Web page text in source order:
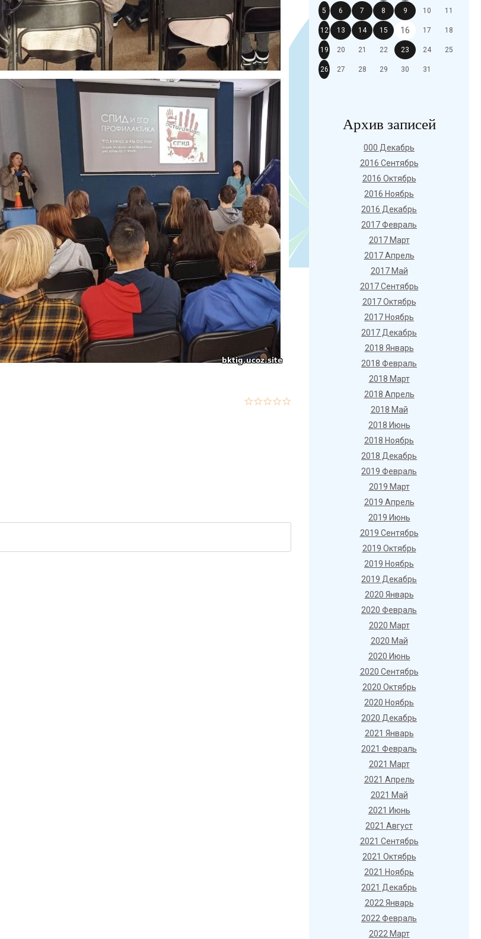
5 6 7 8 9 10 11
12 13 14 15 16 17 18
19 20 21 22 23 24 25
26 27 28 29 30 31
Архив записей
000 Декабрь
2016 Сентябрь
2016 Октябрь
2016 Ноябрь
2016 Декабрь
2017 Февраль
2017 Март
2017 Апрель
2017 Май
2017 Сентябрь
2017 Октябрь
2017 Ноябрь
2017 Декабрь
2018 Январь
2018 Февраль
2018 Март
2018 Апрель
2018 Май
2018 Июнь
2018 Ноябрь
2018 Декабрь
2019 Февраль
2019 Март
2019 Апрель
2019 Июнь
2019 Сентябрь
2019 Октябрь
2019 Ноябрь
2019 Декабрь
2020 Январь
2020 Февраль
2020 Март
2020 Май
2020 Июнь
2020 Сентябрь
2020 Октябрь
2020 Ноябрь
2020 Декабрь
2021 Январь
2021 Февраль
2021 Март
2021 Апрель
2021 Май
2021 Июнь
2021 Август
2021 Сентябрь
2021 Октябрь
2021 Ноябрь
2021 Декабрь
2022 Январь
2022 Февраль
2022 Март